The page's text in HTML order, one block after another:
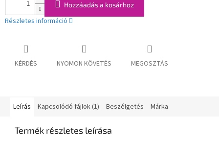
Hozzáadás a kosárhoz
Részletes információ
KÉRDÉS NYOMON KÖVETÉS MEGOSZTÁS
Leírás Kapcsolódó fájlok (1) Beszélgetés Márka
Termék részletes leírása